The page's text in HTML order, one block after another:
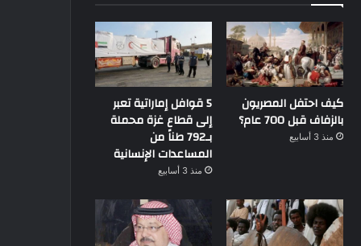
كيف احتفل المصريون
بالزفاف قبل 700 عام؟
منذ 3 أسابيع
5 قوافل إماراتية تعبر
إلى قطاع غزة محملة
بـ792 طناً من
المساعدات الإنسانية
منذ 3 أسابيع